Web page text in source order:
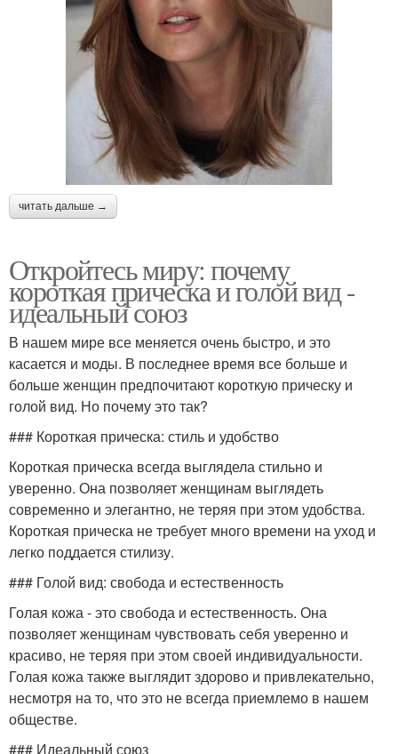
читать дальше →
Откройтесь миру: почему
короткая прическа и голой вид -
идеальный союз
В нашем мире все меняется очень быстро, и это
касается и моды. В последнее время все больше и
больше женщин предпочитают короткую прическу и
голой вид. Но почему это так?
### Короткая прическа: стиль и удобство
Короткая прическа всегда выглядела стильно и
уверенно. Она позволяет женщинам выглядеть
современно и элегантно, не теряя при этом удобства.
Короткая прическа не требует много времени на уход и
легко поддается стилизу.
### Голой вид: свобода и естественность
Голая кожа - это свобода и естественность. Она
позволяет женщинам чувствовать себя уверенно и
красиво, не теряя при этом своей индивидуальности.
Голая кожа также выглядит здорово и привлекательно,
несмотря на то, что это не всегда приемлемо в нашем
обществе.
### Идеальный союз